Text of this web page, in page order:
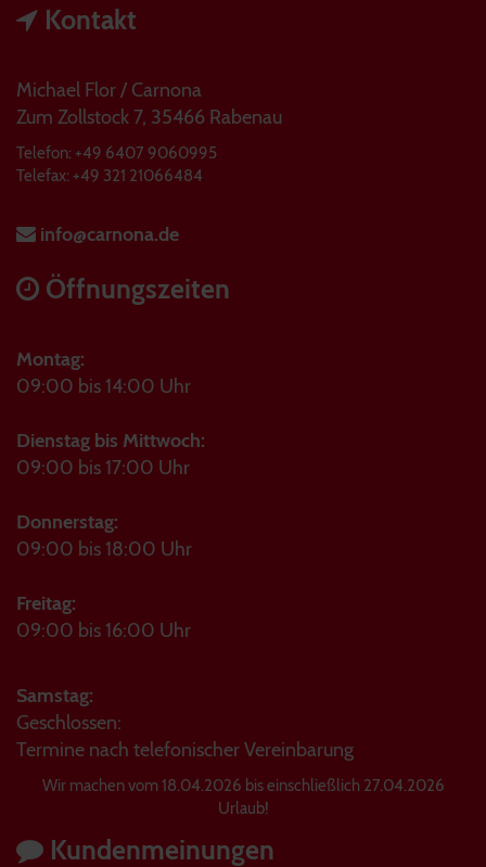
Kontakt
Michael Flor / Carnona
Zum Zollstock 7, 35466 Rabenau
Telefon: +49 6407 9060995
Telefax: +49 321 21066484
info@carnona.de
Öffnungszeiten
Montag:
09:00 bis 14:00 Uhr
Dienstag bis Mittwoch:
09:00 bis 17:00 Uhr
Donnerstag:
09:00 bis 18:00 Uhr
Freitag:
09:00 bis 16:00 Uhr
Samstag:
Geschlossen:
Termine nach telefonischer Vereinbarung
Wir machen vom 18.04.2026 bis einschließlich 27.04.2026
Urlaub!
Kundenmeinungen